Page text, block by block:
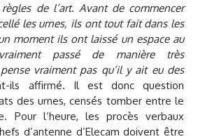
de l’art. Avant de commencer
les urnes, ils ont tout fait dans les
moment ils ont laissé un espace au
passé de manière très
vraiment pas qu’il y ait eu des
ils affirmé. Il est donc question
des urnes, censés tomber entre le
Pour l’heure, les procès verbaux
d’antenne d’Elecam doivent être